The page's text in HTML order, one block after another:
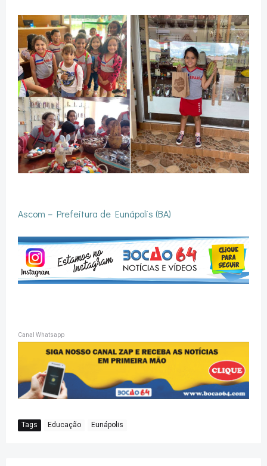
Ascom – Prefeitura de Eunápolis (BA)
Canal Whatsapp
Tags Educação Eunápolis